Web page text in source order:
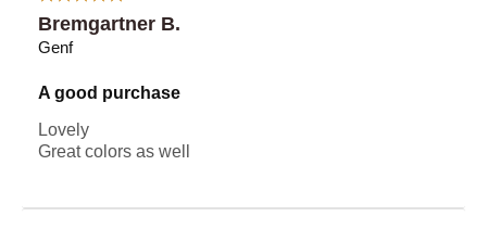
Bremgartner B.
Genf
A good purchase
Lovely
Great colors as well